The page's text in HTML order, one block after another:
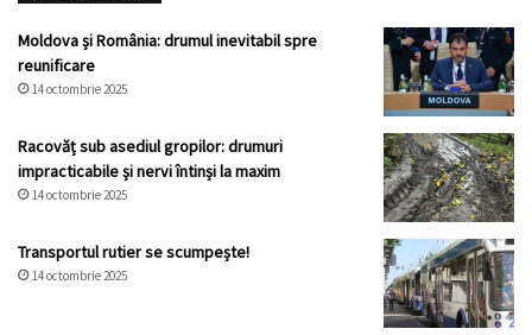
Moldova și România: drumul inevitabil spre
reunificare
14 octombrie 2025
Racovăț sub asediul gropilor: drumuri
impracticabile și nervi întinși la maxim
14 octombrie 2025
Transportul rutier se scumpește!
14 octombrie 2025